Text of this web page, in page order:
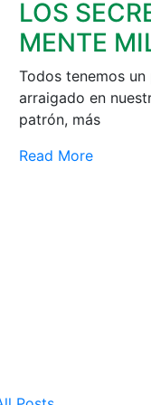
LOS
MENTE
Todos tenemos
arraigado en
patrón, más
Read More